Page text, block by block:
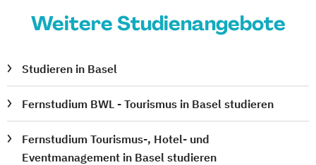
Weitere Studienangebote
Studieren in Basel
Fernstudium BWL - Tourismus in Basel studieren
Fernstudium Tourismus-, Hotel- und
Eventmanagement in Basel studieren